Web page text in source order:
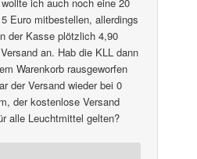
Euro mitbestellen, allerdings
der Kasse plötzlich 4,90
an. Hab die KLL dann
Warenkorb rausgeworfen
der Versand wieder bei 0
der kostenlose Versand
alle Leuchtmittel gelten?